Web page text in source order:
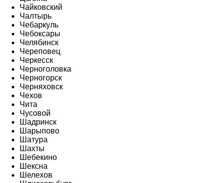
Чайковский
Чалтырь
Чебаркуль
Чебоксары
Челябинск
Череповец
Черкесск
Черноголовка
Черногорск
Черняховск
Чехов
Чита
Чусовой
Шадринск
Шарыпово
Шатура
Шахты
Шебекино
Шексна
Шелехов